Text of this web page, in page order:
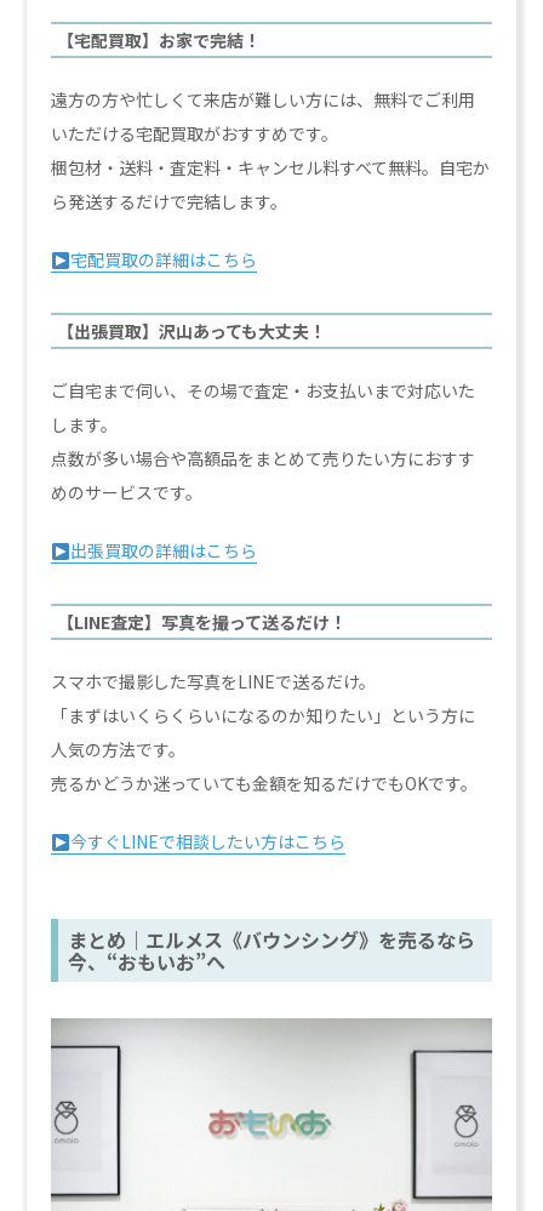
【宅配買取】お家で完結！
遠方の方や忙しくて来店が難しい方には、無料でご利用
いただける宅配買取がおすすめです。
梱包材・送料・査定料・キャンセル料すべて無料。自宅か
ら発送するだけで完結します。
宅配買取の詳細はこちら
【出張買取】沢山あっても大丈夫！
ご自宅まで伺い、その場で査定・お支払いまで対応いた
します。
点数が多い場合や高額品をまとめて売りたい方におすす
めのサービスです。
出張買取の詳細はこちら
【LINE査定】写真を撮って送るだけ！
スマホで撮影した写真をLINEで送るだけ。
「まずはいくらくらいになるのか知りたい」という方に
人気の方法です。
売るかどうか迷っていても金額を知るだけでもOKです。
今すぐLINEで相談したい方はこちら
まとめ｜エルメス《バウンシング》を売るなら
今、“おもいお”へ